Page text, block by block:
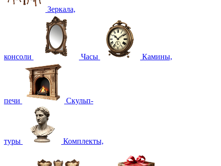
Зеркала,
консоли Часы Камины,
печи Скульп-
туры Комплекты,